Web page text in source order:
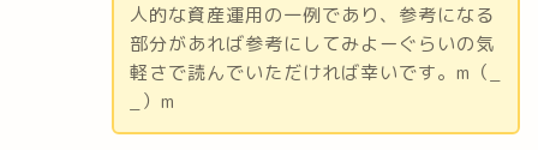
人的な資産運用の一例であり、参考になる
部分があれば参考にしてみよーぐらいの気
軽さで読んでいただければ幸いです。m（_
_）m